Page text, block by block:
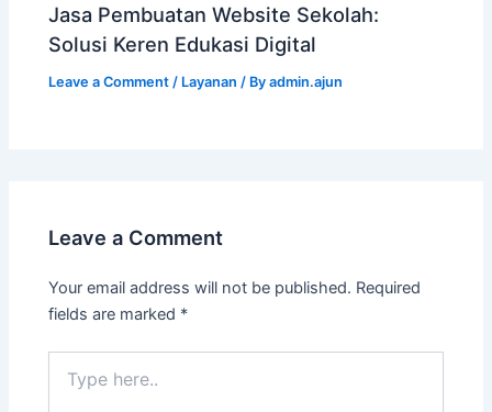
Jasa Pembuatan Website Sekolah:
Solusi Keren Edukasi Digital
Leave a Comment / Layanan / Byadmin.ajun
Leave a Comment
Your email address will not be published. Required
fields are marked *
here..